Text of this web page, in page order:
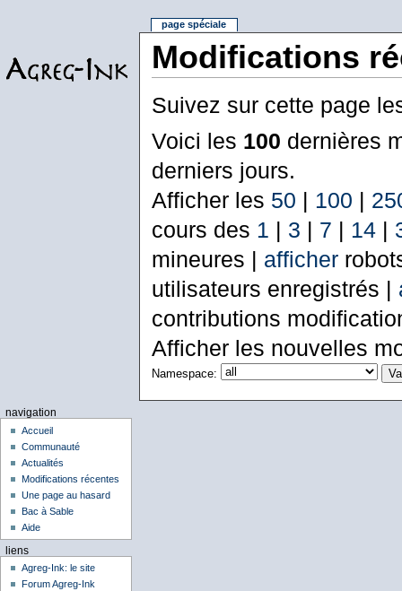
Modifications
Suivez sur cette page
Voici les 100 dernières
derniers jours.
Afficher les 50 | 100 |
cours des 1 | 3 | 7 | 14|
mineures | afficher
utilisateurs enregistrés |
contributions
Afficher les nouvelles
Namespace:
page spéciale
navigation
Accueil
Communauté
Actualités
Modifications récentes
Une page au hasard
Bac à Sable
Aide
liens
Agreg-Ink: le site
Forum Agreg-Ink